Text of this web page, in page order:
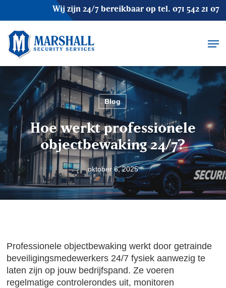
main
content
Wij zijn 24/7 bereikbaar op tel. 071 542 21 07
Blog
Hoe werkt professionele
objectbewaking 24/7?
oktober 6, 2025
Professionele objectbewaking werkt door getrainde
beveiligingsmedewerkers 24/7 fysiek aanwezig te
laten zijn op jouw bedrijfspand. Ze voeren
regelmatige controlerondes uit, monitoren